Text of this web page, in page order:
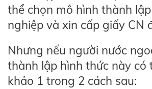
thể chọn mô hình thành
nghiệp và xin cấp giấy CN
Nhưng nếu người nước
thành lập hình thức này có
khảo 1 trong 2 cách sau: